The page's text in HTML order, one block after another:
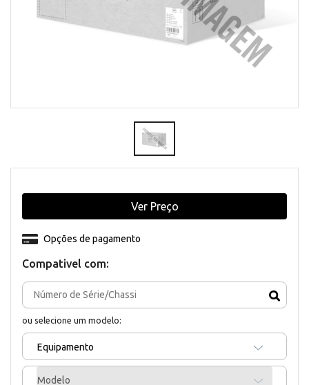
Compativel com:
ou selecione um modelo:
Equipamento
Modelo
Opções de pagamento
Ver Preço